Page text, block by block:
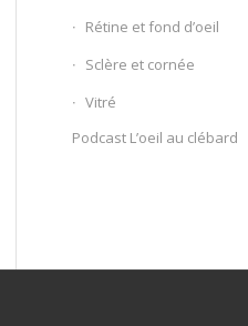
Rétine et fond d’oeil
Sclère et cornée
Vitré
Podcast L’oeil au clébard